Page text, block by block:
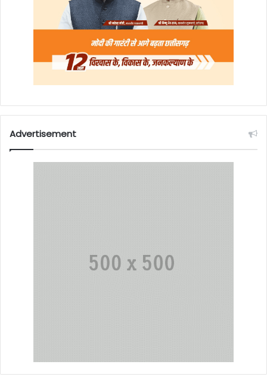
Advertisement